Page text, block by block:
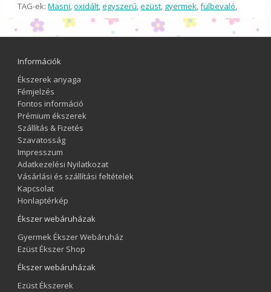
TAG-ek:Masni,oxidált,egyszerű,ezüst, gyermek,fülbevaló,
Információk
Ékszerek anyaga
Fémjelzés
Fontos információ
Prémium ékszerek
Szállítás & Fizetés
Szavatosság
Impresszum
Adatkezelési Nyilatkozat
Vásárlási és szállítási feltételek
Kapcsolat
Honlaptérkép
Ékszer webáruházak
Gyermek Ékszer Webáruház
Ezüst Ékszer Shop
Ékszer webáruházak
Ezüst Ékszerek